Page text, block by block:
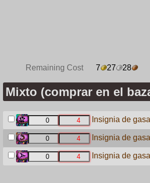
Remaining Cost 7 27 28
Mixto (comprar en el
Insignia de
Insignia de
Insignia de